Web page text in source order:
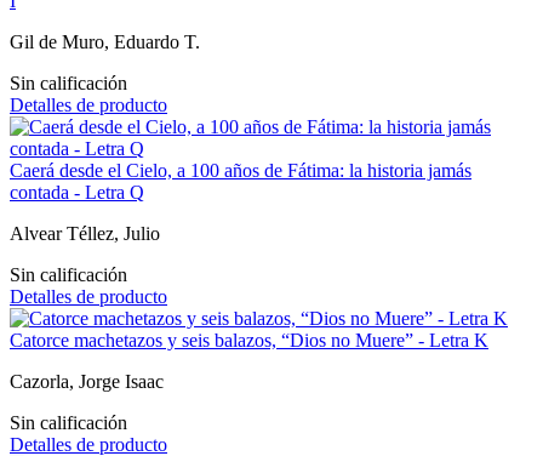
Gil de Muro, Eduardo T.
Sin calificación
Detalles de producto
Caerá desde el Cielo, a 100 años de Fátima: la historia jamás
contada - Letra Q
Alvear Téllez, Julio
Sin calificación
Detalles de producto
Catorce machetazos y seis balazos, “Dios no Muere” - Letra K
Cazorla, Jorge Isaac
Sin calificación
Detalles de producto